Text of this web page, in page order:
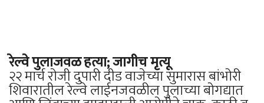
रेल्वे पुलाजवळ हत्या; जागीच मृत्यू
२२ मार्च रोजी दुपारी दीड वाजेच्या सुमारास बांभोरी
शिवारातील रेल्वे लाईनजवळील पुलाच्या बोगद्यात